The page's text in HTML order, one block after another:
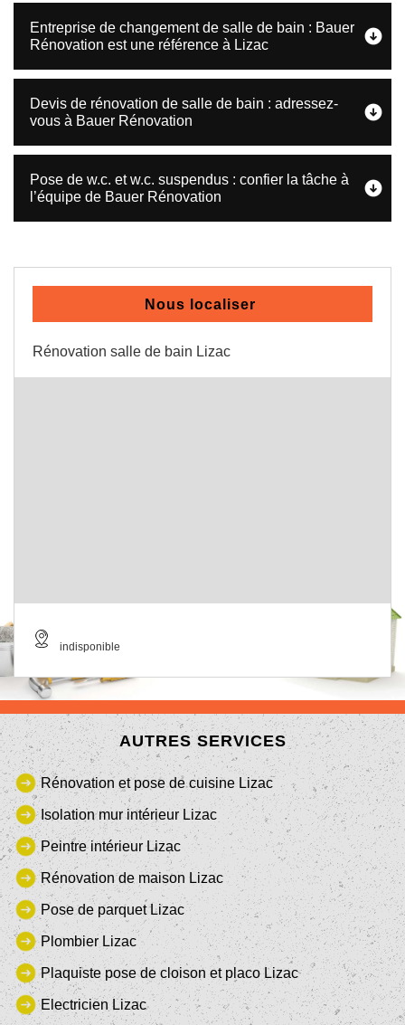
Entreprise de changement de salle de bain : Bauer
Rénovation est une référence à Lizac
Devis de rénovation de salle de bain : adressez-
vous à Bauer Rénovation
Pose de w.c. et w.c. suspendus : confier la tâche à
l’équipe de Bauer Rénovation
Nous localiser
Rénovation salle de bain Lizac
indisponible
AUTRES SERVICES
Rénovation et pose de cuisine Lizac
Isolation mur intérieur Lizac
Peintre intérieur Lizac
Rénovation de maison Lizac
Pose de parquet Lizac
Plombier Lizac
Plaquiste pose de cloison et placo Lizac
Electricien Lizac